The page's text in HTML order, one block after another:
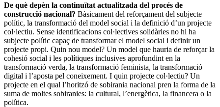
De què depèn la continuïtat actualitzada del procés de
construcció nacional? Bàsicament del reforçament del subjecte
polític, la transformació del model social i la definició d’un projecte
col·lectiu. Sense identificacions col·lectives solidàries no hi ha
subjecte polític capaç de transformar el model social i definir un
projecte propi. Quin nou model? Un model que hauria de reforçar la
cohesió social i les polítiques inclusives aprofundint en la
transformació verda, la transformació feminista, la transformació
digital i l’aposta pel coneixement. I quin projecte col·lectiu? Un
projecte en el qual l’horitzó de sobirania nacional pren la forma de la
suma de moltes sobiranies: la cultural, l’energètica, la financera o la
política.